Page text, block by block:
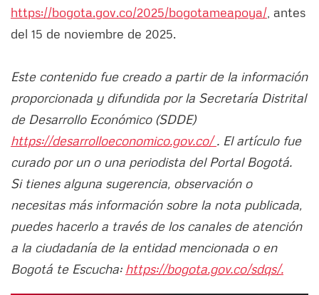
https://bogota.gov.co/2025/bogotameapoya/ , antes
del 15 de noviembre de 2025.
Este contenido fue creado a partir de la información
proporcionada y difundida por la Secretaría Distrital
de Desarrollo Económico (SDDE)
https://desarrolloeconomico.gov.co/. El artículo fue
curado por un o una periodista del Portal Bogotá.
Si tienes alguna sugerencia, observación o
necesitas más información sobre la nota publicada,
puedes hacerlo a través de los canales de atención
a la ciudadanía de la entidad mencionada o en
Bogotá te Escucha: https://bogota.gov.co/sdqs/.